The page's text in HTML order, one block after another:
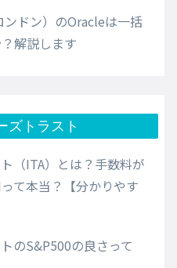
ンドン）のOracleは一括
解説します
ズトラスト
（ITA）とは？手数料が
て本当？【分かりやす
のS&P500の良さって